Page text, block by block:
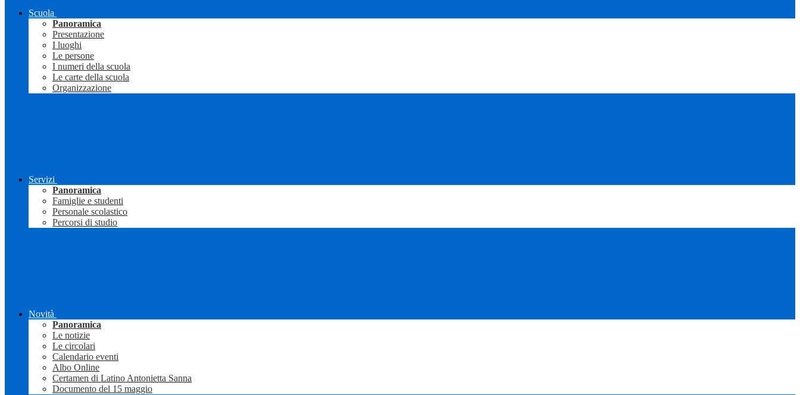
Scuola
Panoramica
Presentazione
I luoghi
Le persone
I numeri della scuola
Le carte della scuola
Organizzazione
Servizi
Panoramica
Famiglie e studenti
Personale scolastico
Percorsi di studio
Novità
Panoramica
Le notizie
Le circolari
Calendario eventi
Albo Online
Certamen di Latino Antonietta Sanna
Documento del 15 maggio